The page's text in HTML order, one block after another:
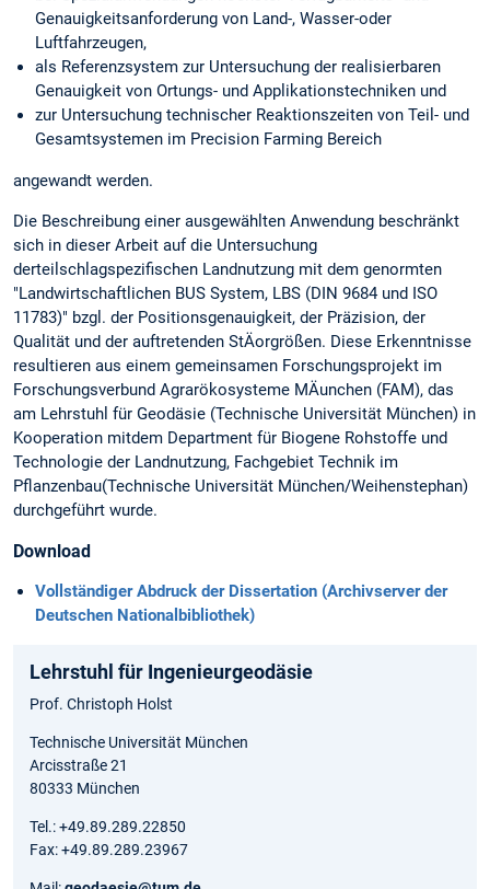
Genauigkeitsanforderung von Land-, Wasser-oder
Luftfahrzeugen,
als Referenzsystem zur Untersuchung der realisierbaren
Genauigkeit von Ortungs- und Applikationstechniken und
zur Untersuchung technischer Reaktionszeiten von Teil- und
Gesamtsystemen im Precision Farming Bereich
angewandt werden.
Die Beschreibung einer ausgewählten Anwendung beschränkt
sich in dieser Arbeit auf die Untersuchung
derteilschlagspezifischen Landnutzung mit dem genormten
"Landwirtschaftlichen BUS System, LBS (DIN 9684 und ISO
11783)" bzgl. der Positionsgenauigkeit, der Präzision, der
Qualität und der auftretenden StÄorgrößen. Diese Erkenntnisse
resultieren aus einem gemeinsamen Forschungsprojekt im
Forschungsverbund Agrarökosysteme MÄunchen (FAM), das
am Lehrstuhl für Geodäsie (Technische Universität München) in
Kooperation mitdem Department für Biogene Rohstoffe und
Technologie der Landnutzung, Fachgebiet Technik im
Pflanzenbau(Technische Universität München/Weihenstephan)
durchgeführt wurde.
Download
Vollständiger Abdruck der Dissertation (Archivserver der
Deutschen Nationalbibliothek)
Lehrstuhl für Ingenieurgeodäsie
Prof. Christoph Holst
Technische Universität München
Arcisstraße 21
80333 München
Tel.: +49.89.289.22850
Fax: +49.89.289.23967